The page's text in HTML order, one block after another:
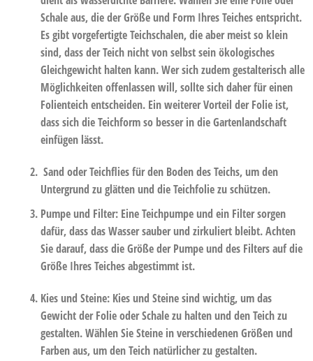
Schale aus, die der Größe und Form Ihres Teiches entspricht.
Es gibt vorgefertigte Teichschalen, die aber meist so klein
sind, dass der Teich nicht von selbst sein ökologisches
Gleichgewicht halten kann. Wer sich zudem gestalterisch alle
Möglichkeiten offenlassen will, sollte sich daher für einen
Folienteich entscheiden. Ein weiterer Vorteil der Folie ist,
dass sich die Teichform so besser in die Gartenlandschaft
einfügen lässt.
Sand oder Teichfliesfür den Boden des Teichs, um den
Untergrund zu glätten und die Teichfolie zu schützen.
Pumpe und Filter: Eine Teichpumpe und ein Filter sorgen
dafür, dass das Wasser sauber und zirkuliert bleibt. Achten
Sie darauf, dass die Größe der Pumpe und des Filters auf die
Größe Ihres Teiches abgestimmt ist.
Kies und Steine: Kies und Steine sind wichtig, um das
Gewicht der Folie oder Schale zu halten und den Teich zu
gestalten. Wählen Sie Steine in verschiedenen Größen und
Farben aus, um den Teich natürlicher zu gestalten.